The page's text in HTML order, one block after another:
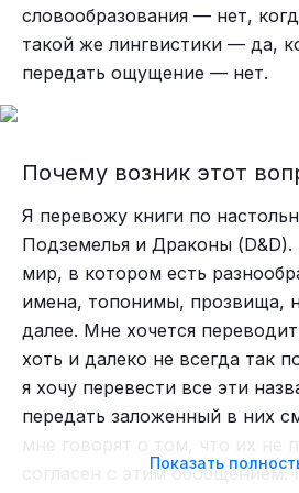
%D0%B8
Ещё одна статься,
обратить внимание на
https://web.archive.org/web/
словообразования — нет,
такой же лингвистики — да,
передать ощущение — нет.
Почему возник этот
Я перевожу книги по
Подземелья и Драконы
мир, в котором есть
имена, топонимы, прозвища,
далее. Мне хочется
хоть и далеко не всегда так
я хочу перевести все эти
передать заложенный в них
мне говорят о том, что их не
согласен с этим обобщением.
Показать